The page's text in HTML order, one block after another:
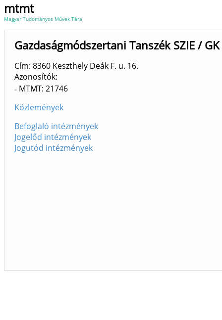
mtmt
Magyar Tudományos Művek Tára
Gazdaságmódszertani Tanszék SZIE /
Cím: 8360 Keszthely Deák F. u. 16.
Azonosítók
MTMT: 21746
Közlemények
Befoglaló intézmények
Jogelőd intézmények
Jogutód intézmények